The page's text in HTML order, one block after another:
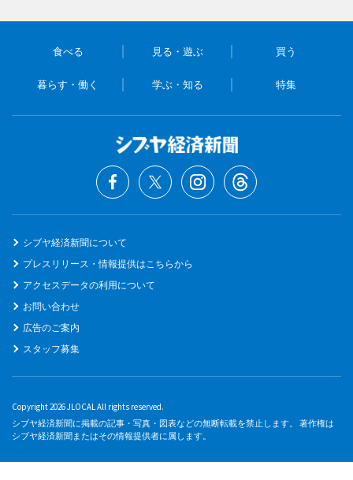
食べる 見る・遊ぶ 買う
暮らす・働く 学ぶ・知る 特集
シブヤ経済新聞について
プレスリリース・情報提供はこちらから
アクセスデータの利用について
お問い合わせ
広告のご案内
スタッフ募集
Copyright 2026 JLOCAL All rights reserved.
シブヤ経済新聞に掲載の記事・写真・図表などの無断転載を禁止します。 著作権は
シブヤ経済新聞またはその情報提供者に属します。